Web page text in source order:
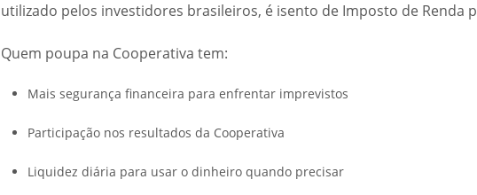
utilizado pelos investidores brasileiros, é isento de Imposto de Renda
Quem poupa na Cooperativa tem:
Mais segurança financeira para enfrentar imprevistos
Participação nos resultados da Cooperativa
Liquidez diária para usar o dinheiro quando precisar